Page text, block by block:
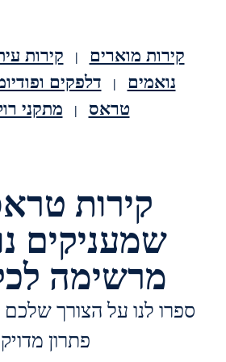
קירות מוארים | קירות
נואמים
| דלפקים
טראס
| מתקני
קירות
שמעניקים
מרשימה
ספרו לנו על הצורך שלכם
פתרון מדויק